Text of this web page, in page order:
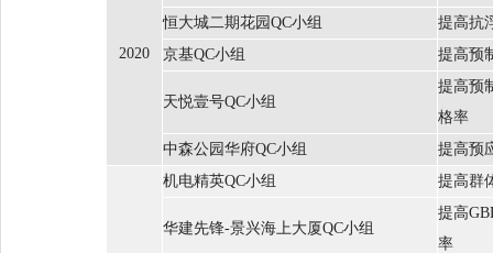
2020
恒大城二期花园QC小组
提高抗
京基QC小组
提高预
天悦壹号QC小组
提高预
格率
中森公园华府QC小组
提高预
机电精英QC小组 提高群
华建先锋-景兴海上大厦QC小组
提高
率